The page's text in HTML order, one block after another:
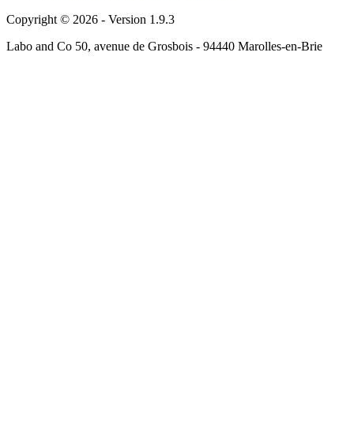
Copyright © 2026 - Version 1.9.3
Labo and Co 50, avenue de Grosbois - 94440 Marolles-en-Brie